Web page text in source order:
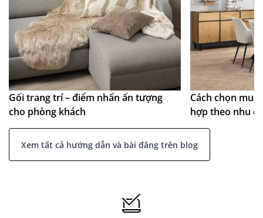
Gối trang trí – điểm nhấn ấn tượng
cho phòng khách
Cách chọn
hợp theo nhu
Xem tất cả hướng dẫn và bài đăng trên blog